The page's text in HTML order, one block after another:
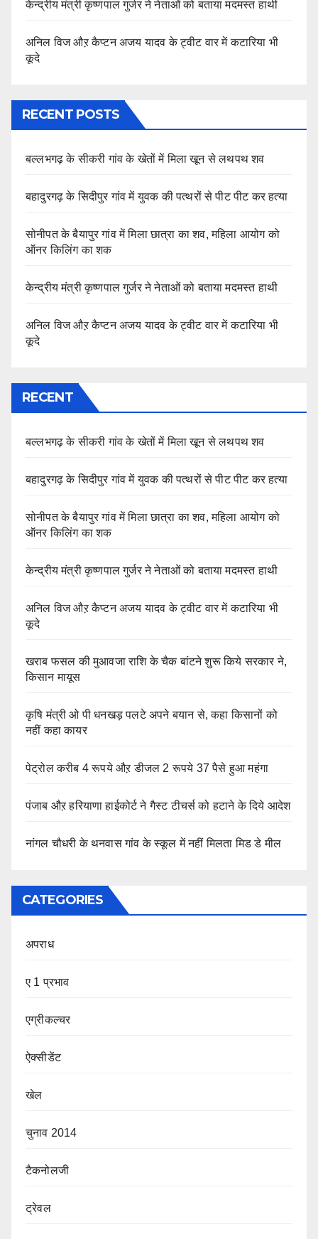
केन्द्रीय मंत्री कृष्णपाल गुर्जर ने नेताओं को बताया मदमस्त हाथी
अनिल विज औऱ कैप्टन अजय यादव के ट्वीट वार में कटारिया भी
कूदे
RECENT POSTS
बल्लभगढ़ के सीकरी गांव के खेतों में मिला खून से लथपथ शव
बहादुरगढ़ के सिदीपुर गांव में युवक की पत्थरों से पीट पीट कर हत्या
सोनीपत के बैयापुर गांव में मिला छात्रा का शव, महिला आयोग को
ऑनर किलिंग का शक
केन्द्रीय मंत्री कृष्णपाल गुर्जर ने नेताओं को बताया मदमस्त हाथी
अनिल विज औऱ कैप्टन अजय यादव के ट्वीट वार में कटारिया भी
कूदे
RECENT
बल्लभगढ़ के सीकरी गांव के खेतों में मिला खून से लथपथ शव
बहादुरगढ़ के सिदीपुर गांव में युवक की पत्थरों से पीट पीट कर हत्या
सोनीपत के बैयापुर गांव में मिला छात्रा का शव, महिला आयोग को
ऑनर किलिंग का शक
केन्द्रीय मंत्री कृष्णपाल गुर्जर ने नेताओं को बताया मदमस्त हाथी
अनिल विज औऱ कैप्टन अजय यादव के ट्वीट वार में कटारिया भी
कूदे
खराब फसल की मुआवजा राशि के चैक बांटने शुरू किये सरकार ने,
किसान मायूस
कृषि मंत्री ओ पी धनखड़ पलटे अपने बयान से, कहा किसानों को
नहीं कहा कायर
पेट्रोल करीब 4 रूपये औऱ डीजल 2 रूपये 37 पैसे हुआ महंगा
पंजाब औऱ हरियाणा हाईकोर्ट ने गैस्ट टीचर्स को हटाने के दिये आदेश
नांगल चौधरी के थनवास गांव के स्कूल में नहीं मिलता मिड डे मील
CATEGORIES
अपराध
ए 1 प्रभाव
एग्रीकल्चर
ऐक्सीडेंट
खेल
चुनाव 2014
टैकनोलजी
ट्रेवल